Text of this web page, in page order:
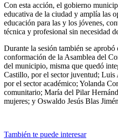
Con esta acción, el gobierno
educativa de la ciudad y amplía las
educación para las y los jóvenes,
técnica y profesional sin necesidad
Durante la sesión también se aprobó
conformación de la Asamblea del
del municipio, misma que quedó
Castillo, por el sector juventud;
por el sector académico; Yolanda
comunitario; María del Pilar
mujeres; y Oswaldo Jesús Blas
También te puede interesar